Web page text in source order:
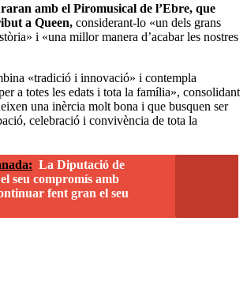
amb el Piromusical de l’Ebre, que
a Queen, considerant-lo «un dels grans
i «una millor manera d’acabar les nostres
«tradició i innovació» i contempla
a totes les edats i tota la família», consolidant
una inèrcia molt bona i que busquen ser
celebració i convivència de tota la
La Diputació de
seu compromís amb
fent gran el seu